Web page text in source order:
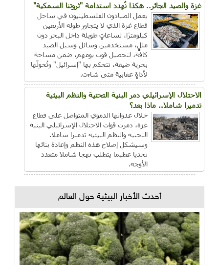
غزة والصيد الجائر.. هكذا نُهدد استدامة "ثروتنا السمكية"
يعمل الصيادون الفلسطينيون في ساحل
قطاع غزة الذي لا يتجاوز طوله الأربعين
كيلومترًا، لساعاتٍ طويلة داخل البحر دون
مللٍ، مستخدمين وسائل وسبل الصيد
كافة، لتحصيل قوت يومهم، ضمن مساحة
بحرية ضيقة، تتحكم بها "إسرائيل" وتُحولّها
لأداةٍ عقابية متى شاءت.
الاحتلال الإسرائيلي دمر البنية التحتية والنظم البيئية
تدميرا شاملا.. ماذا بعد؟
خلال عدوانها الدموي المتواصل على قطاع
غزة، دمرت قوات الاحتلال الإسرائيلي البنية
التحتية والنظم البيئية تدميرا شاملا.
وسيشكل إصلاح هذه النظم وإعادة بنائها
تحديا عظيما يتطلب نهجا شاملا متعدد
الأوجه.
أحدث الأخبار البيئية حول العالم